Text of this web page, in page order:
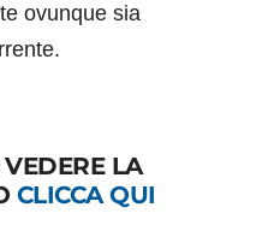
ovunque sia
LA
CLICCA QUI